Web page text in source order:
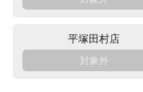
平塚田村店